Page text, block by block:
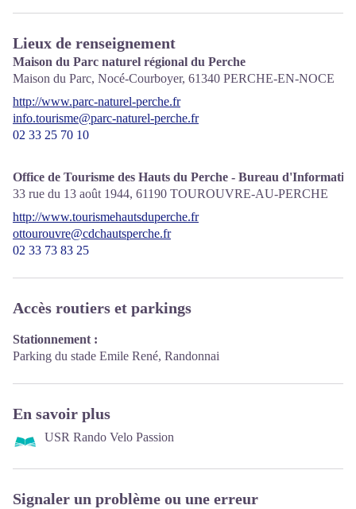
Lieux de renseignement
Maison du Parc naturel régional du Perche
Maison du Parc, Nocé-Courboyer, 61340 PERCHE-EN-NOCE
http://www.parc-naturel-perche.fr
info.tourisme@parc-naturel-perche.fr
02 33 25 70 10
Office de Tourisme des Hauts du Perche - Bureau
33 rue du 13 août 1944, 61190 TOUROUVRE-AU-PERCHE
http://www.tourismehautsduperche.fr
ottourouvre@cdchautsperche.fr
02 33 73 83 25
Accès routiers et parkings
Stationnement :
Parking du stade Emile René, Randonnai
En savoir plus
USR Rando Velo Passion
Signaler un problème ou une erreur